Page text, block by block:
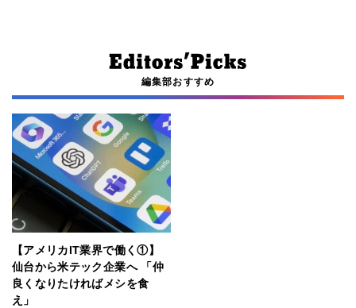
編集部おすすめ
【アメリカIT業界で働く①】
仙台から米テック企業へ 「仲
良くなりたければメシを食
え」